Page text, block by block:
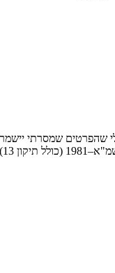
שהפרטים שמסרתי
ובהתאם ל